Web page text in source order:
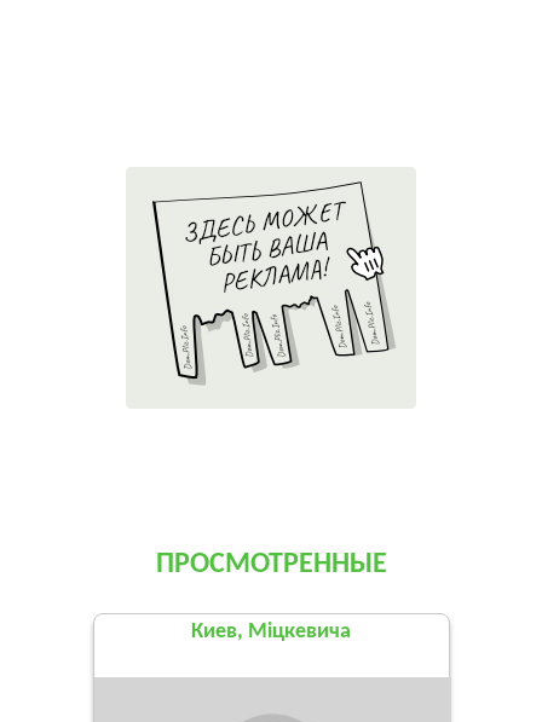
ПРОСМОТРЕННЫЕ
Киев, Міцкевича